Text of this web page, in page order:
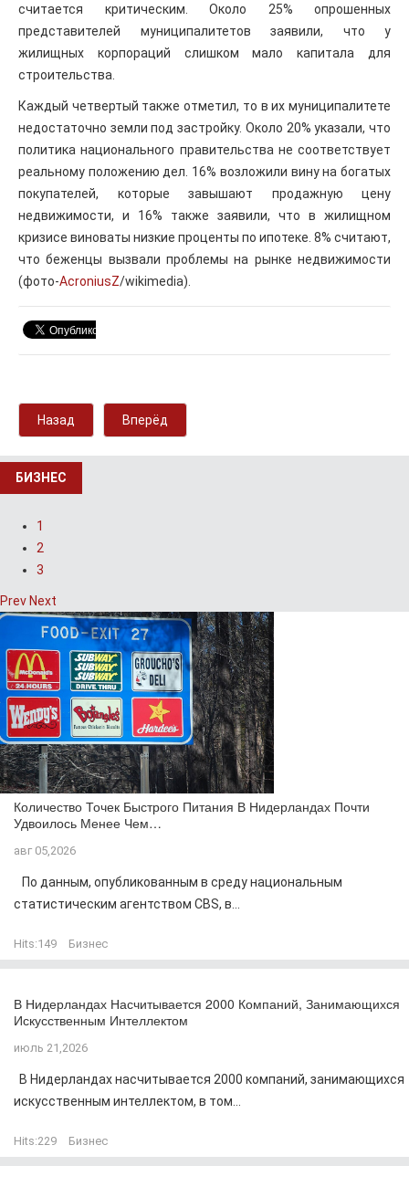
считается критическим. Около 25% опрошенных
представителей муниципалитетов заявили, что у
жилищных корпораций слишком мало капитала для
строительства.
Каждый четвертый также отметил, то в их муниципалитете
недостаточно земли под застройку. Около 20% указали, что
политика национального правительства не соответствует
реальному положению дел. 16% возложили вину на богатых
покупателей, которые завышают продажную цену
недвижимости, и 16% также заявили, что в жилищном
кризисе виноваты низкие проценты по ипотеке. 8% считают,
что беженцы вызвали проблемы на рынке недвижимости
(фото-AcroniusZ/wikimedia).
Назад Вперёд
БИЗНЕС
1
2
3
Prev Next
Количество Точек Быстрого Питания В Нидерландах Почти
Удвоилось Менее Чем…
авг 05,2026
По данным, опубликованным в среду национальным
статистическим агентством CBS, в...
Hits:149 Бизнес
В Нидерландах Насчитывается 2000 Компаний, Занимающихся
Искусственным Интеллектом
июль 21,2026
В Нидерландах насчитывается 2000 компаний, занимающихся
искусственным интеллектом, в том...
Hits:229 Бизнес